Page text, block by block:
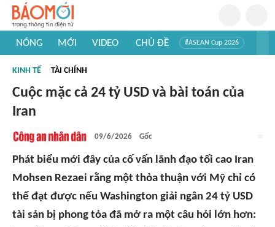
NÓNG MỚI VIDEO CHỦ ĐỀ #ASEAN Cup 2026
#Khám phá thế giới
KINH TẾ TÀI CHÍNH
Cuộc mặc cả 24 tỷ USD và bài toán của
Iran
09/6/2026 Gốc
Phát biểu mới đây của cố vấn lãnh đạo tối cao Iran
Mohsen Rezaei rằng một thỏa thuận với Mỹ chỉ có
thể đạt được nếu Washington giải ngân 24 tỷ USD
tài sản bị phong tỏa đã mở ra một câu hỏi lớn hơn: